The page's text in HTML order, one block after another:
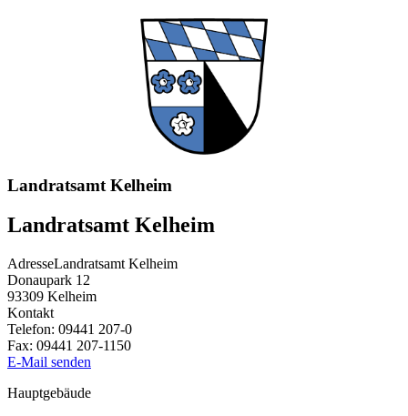
Landratsamt Kelheim
Landratsamt Kelheim
AdresseLandratsamt Kelheim
Donaupark 12
93309 Kelheim
Kontakt
Telefon: 09441 207-0
Fax: 09441 207-1150
E-Mail senden
Hauptgebäude